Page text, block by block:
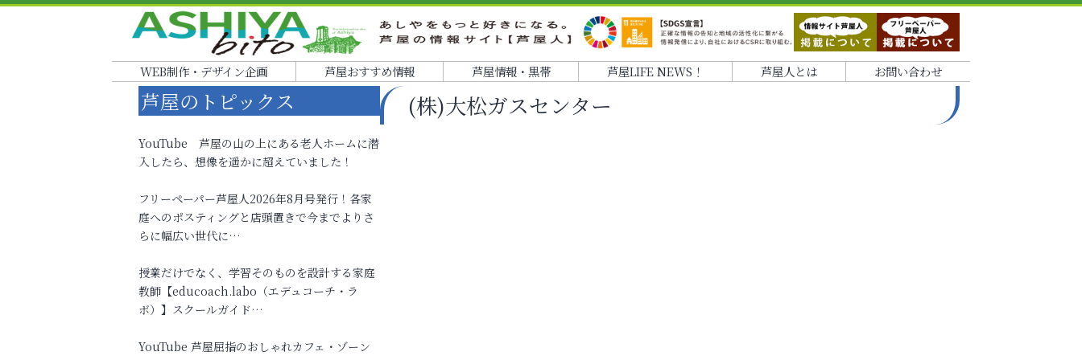
WEB制作・デザイン企画 芦屋おすすめ情報 芦屋情報・黒帯 芦屋LIFE NEWS！ 芦屋人とは お問い合わせ
(株)大松ガスセンター
芦屋のトピックス
YouTube 芦屋の山の上にある老人ホームに潜
入したら、想像を遥かに超えていました！
フリーペーパー芦屋人2026年8月号発行！各家
庭へのポスティングと店頭置きで今までよりさ
らに幅広い世代に…
授業だけでなく、学習そのものを設計する家庭
教師【educoach.labo（エデュコーチ・ラ
ボ）】スクールガイド…
YouTube 芦屋屈指のおしゃれカフェ・ゾーン